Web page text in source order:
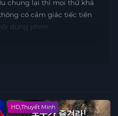
chung lại thì mọi thứ khá
có cảm giác tiếc tiền
dung phim
HD,Thuyết Minh